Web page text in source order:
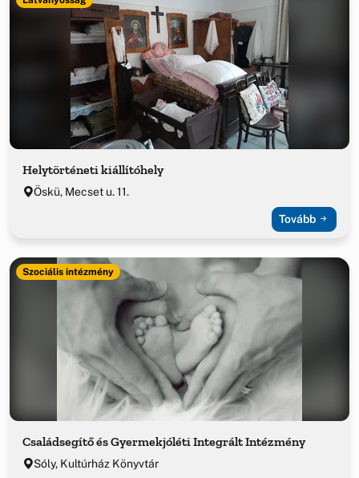
Helytörténeti kiállítóhely
Öskü, Mecset u. 11.
Tovább
Szociális intézmény
Családsegítő és Gyermekjóléti Integrált Intézmény
Sóly, Kultúrház Könyvtár